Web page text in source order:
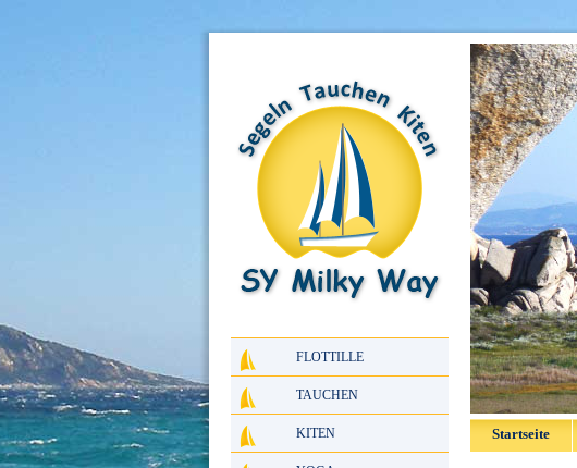
Startseite
FLOTTILLE
TAUCHEN
KITEN